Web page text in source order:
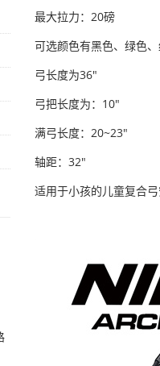
最大拉力：20磅
可选颜色有黑色、绿色
弓长度为36"
弓把长度为：10"
满弓长度：20~23"
轴距：32"
适用于小孩的儿童复合